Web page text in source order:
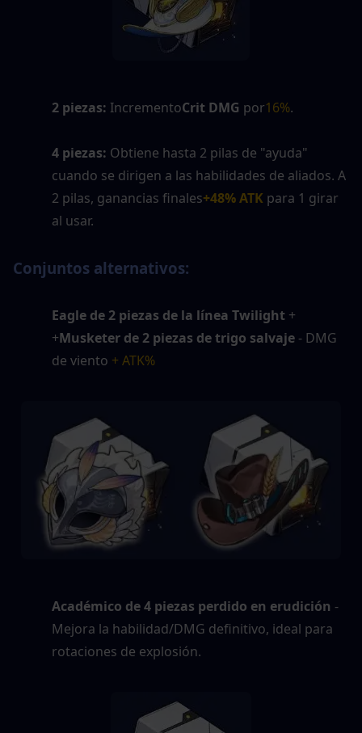
2 piezas: IncrementoCrit DMG por16%.
4 piezas: Obtiene hasta 2 pilas de "ayuda"
cuando se dirigen a las habilidades de aliados. A
2 pilas, ganancias finales+48% ATK para 1 girar
al usar.
Conjuntos alternativos:
Eagle de 2 piezas de la línea Twilight +
+Musketer de 2 piezas de trigo salvaje - DMG
de viento + ATK%
Académico de 4 piezas perdido en erudición -
Mejora la habilidad/DMG definitivo, ideal para
rotaciones de explosión.